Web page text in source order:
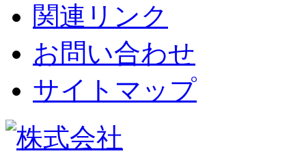
関連リンク
お問い合わせ
サイトマップ